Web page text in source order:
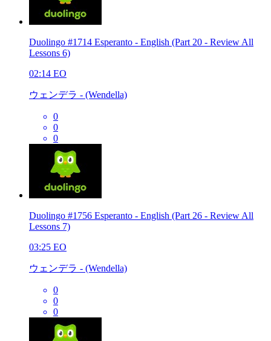
Duolingo #1714 Esperanto - English (Part 20 - Review All
Lessons 6)
02:14 EO
ウェンデラ - (Wendella)
0
0
0
Duolingo #1756 Esperanto - English (Part 26 - Review All
Lessons 7)
03:25 EO
ウェンデラ - (Wendella)
0
0
0